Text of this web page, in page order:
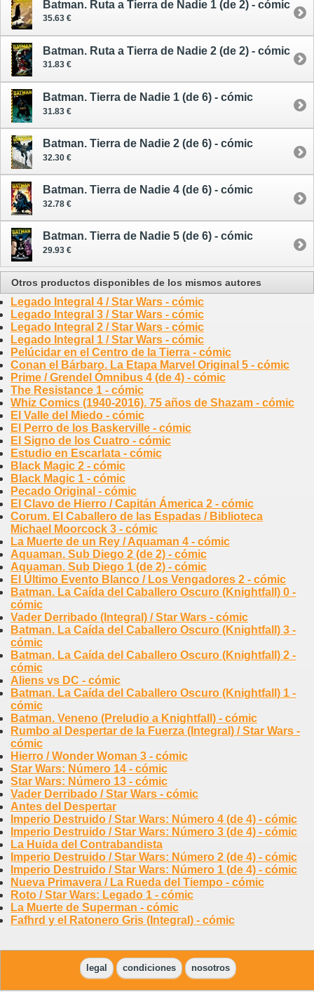
Batman. Ruta a Tierra de Nadie 1 (de 2) - cómic
35.63 €
Batman. Ruta a Tierra de Nadie 2 (de 2) - cómic
31.83 €
Batman. Tierra de Nadie 1 (de 6) - cómic
31.83 €
Batman. Tierra de Nadie 2 (de 6) - cómic
32.30 €
Batman. Tierra de Nadie 4 (de 6) - cómic
32.78 €
Batman. Tierra de Nadie 5 (de 6) - cómic
29.93 €
Otros productos disponibles de los mismos autores
Legado Integral 4 / Star Wars - cómic
Legado Integral 3 / Star Wars - cómic
Legado Integral 2 / Star Wars - cómic
Legado Integral 1 / Star Wars - cómic
Pelúcidar en el Centro de la Tierra - cómic
Conan el Bárbaro. La Etapa Marvel Original 5 - cómic
Prime / Grendel Ómnibus 4 (de 4) - cómic
The Resistance 1 - cómic
Whiz Comics (1940-2016). 75 años de Shazam - cómic
El Valle del Miedo - cómic
El Perro de los Baskerville - cómic
El Signo de los Cuatro - cómic
Estudio en Escarlata - cómic
Black Magic 2 - cómic
Black Magic 1 - cómic
Pecado Original - cómic
El Clavo de Hierro / Capitán Ámerica 2 - cómic
Corum. El Caballero de las Espadas / Biblioteca
Michael Moorcock 3 - cómic
La Muerte de un Rey / Aquaman 4 - cómic
Aquaman. Sub Diego 2 (de 2) - cómic
Aquaman. Sub Diego 1 (de 2) - cómic
El Último Evento Blanco / Los Vengadores 2 - cómic
Batman. La Caída del Caballero Oscuro (Knightfall) 0 -
cómic
Vader Derribado (Integral) / Star Wars - cómic
Batman. La Caída del Caballero Oscuro (Knightfall) 3 -
cómic
Batman. La Caída del Caballero Oscuro (Knightfall) 2 -
cómic
Aliens vs DC - cómic
Batman. La Caída del Caballero Oscuro (Knightfall) 1 -
cómic
Batman. Veneno (Preludio a Knightfall) - cómic
Rumbo al Despertar de la Fuerza (Integral) / Star Wars -
cómic
Hierro / Wonder Woman 3 - cómic
Star Wars: Número 14 - cómic
Star Wars: Número 13 - cómic
Vader Derribado / Star Wars - cómic
Antes del Despertar
Imperio Destruido / Star Wars: Número 4 (de 4) - cómic
Imperio Destruido / Star Wars: Número 3 (de 4) - cómic
La Huida del Contrabandista
Imperio Destruido / Star Wars: Número 2 (de 4) - cómic
Imperio Destruido / Star Wars: Número 1 (de 4) - cómic
Nueva Primavera / La Rueda del Tiempo - cómic
Roto / Star Wars: Legado 1 - cómic
La Muerte de Superman - cómic
Fafhrd y el Ratonero Gris (Integral) - cómic
legal condiciones nosotros